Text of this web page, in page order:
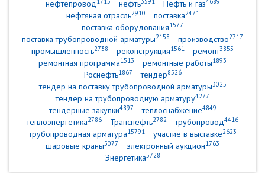
нефтепровод нефть Нефть и газ
нефтяная отрасль2910 поставка2471
поставка оборудования1577
поставка трубопроводной арматуры2158 производство2717
промышленность2738 реконструкция1561 ремонт3855
ремонтная программа1513 ремонтные работы1893
Роснефть1867 тендер8526
тендер на поставку трубопроводной арматуры3025
тендер на трубопроводную арматуру4277
тендерные закупки4897 теплоснабжение4849
теплоэнергетика2786 Транснефть2782 трубопровод4416
трубопроводная арматура15791 участие в выставке2623
шаровые краны5077 электронный аукцион1763
Энергетика5728